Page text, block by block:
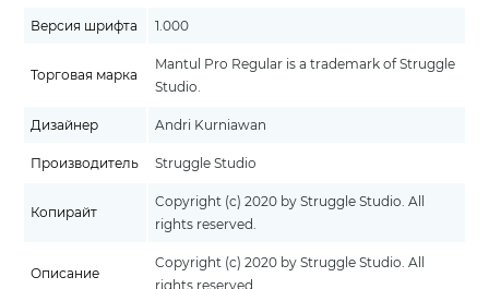
Версия шрифта 1.000
Торговая марка
Mantul Pro Regular is a trademark of Struggle
Studio.
Дизайнер Andri Kurniawan
Производитель Struggle Studio
Копирайт
Copyright (c) 2020 by Struggle Studio. All
rights reserved.
Описание
Copyright (c) 2020 by Struggle Studio. All
rights reserved.